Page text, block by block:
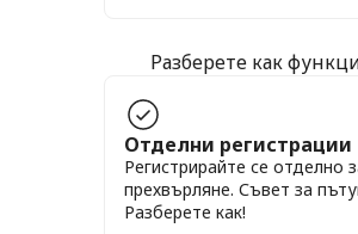
Разберете как
Отделни регистрации
Регистрирайте се отделно
прехвърляне. Съвет за
Разберете как!